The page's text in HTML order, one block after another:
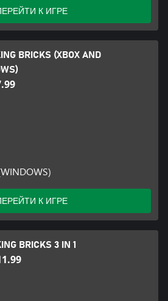
К ИГРЕ
BRICKS (XBOX AND
К ИГРЕ
BRICKS 3 IN 1